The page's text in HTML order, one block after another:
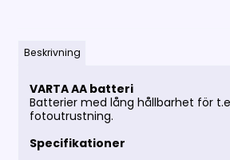
Beskrivning
VARTA AA batteri
Batterier med lång hållbarhet för
fotoutrustning.
Specifikationer